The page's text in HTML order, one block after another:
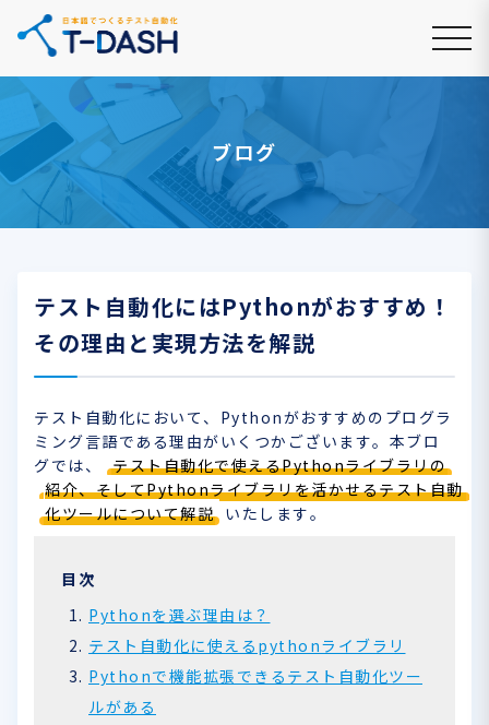
ブログ
テスト自動化にはPythonがおすすめ！
その理由と実現方法を解説
テスト自動化において、Pythonがおすすめのプログラ
ミング言語である理由がいくつかございます。本ブロ
グでは、
テスト自動化で使えるPythonライブラリの
紹介、そしてPythonライブラリを活かせるテスト自動
化ツールについて解説 いたします。
Pythonを選ぶ理由は？
テスト自動化に使えるpythonライブラリ
Pythonで機能拡張できるテスト自動化ツー
ルがある